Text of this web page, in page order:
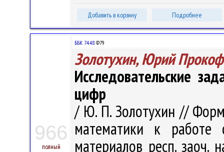
Добавить в корзину Подробнее
966
полный
ББК 74.48 Ф79
Золотухин, Юрий
Исследовательские
цифр
/ Ю. П. Золотухин //
математики к
материалов респ. заоч.